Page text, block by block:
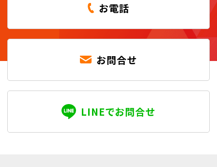
お電話
お問合せ
LINEでお問合せ